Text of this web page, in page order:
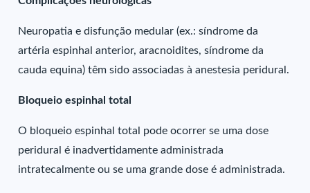
Neuropatia e disfunção medular (ex.: síndrome da
artéria espinhal anterior, aracnoidites, síndrome da
cauda equina) têm sido associadas à anestesia peridural.
Bloqueio espinhal total
O bloqueio espinhal total pode ocorrer se uma dose
peridural é inadvertidamente administrada
intratecalmente ou se uma grande dose é administrada.